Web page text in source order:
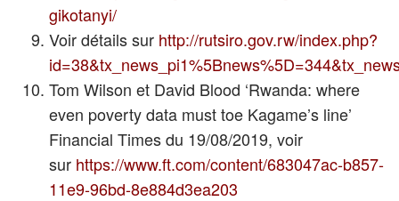
gikotanyi/
Voir détails sur http://rutsiro.gov.rw/index.php?
Tom Wilson et David Blood ‘Rwanda: where
even poverty data must toe Kagame’s line’
Financial Times du 19/08/2019, voir
sur https://www.ft.com/content/683047ac-b857-
11e9-96bd-8e884d3ea203